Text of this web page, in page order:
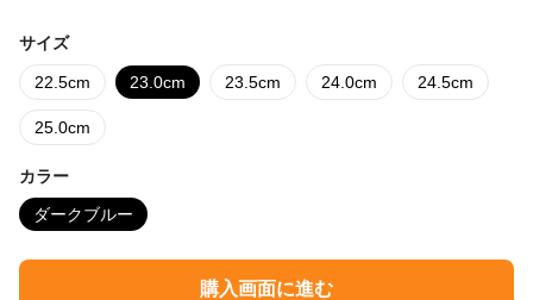
サイズ
22.5cm 23.0cm 23.5cm 24.0cm 24.5cm
25.0cm
カラー
ダークブルー
購入画面に進む